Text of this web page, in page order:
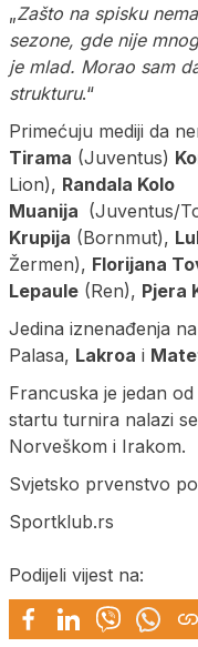
„Zašto na spisku
sezone, gde nije
je mlad. Morao sam
strukturu.“
Primećuju mediji da
Tirama (Juventus)
Lion), Randala Kolo
Muanija (Juventus/
Krupija (Bornmut),
Žermen), Florijana
Lepaule (Ren), Pjera
Jedina iznenađenja
Palasa, Lakroa i
Francuska je jedan
startu turnira nalazi
Norveškom i Irakom.
Svjetsko prvenstvo
Sportklub.rs
Podijeli vijest na: